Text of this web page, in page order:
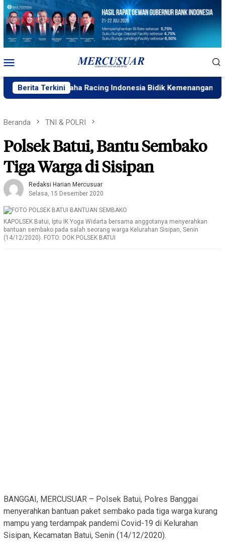
Loncat
konten
Mobile
Berita Terkini
Yamaha Racing Indonesia Bidik Kemenangan Seri 4
Beranda TNI & POLRI
Polsek Batui, Bantu Sembako
Tiga Warga di Sisipan
Redaksi Harian Mercusuar
Selasa, 15 Desember 2020
KAPOLSEK Batui, Iptu IK Yoga Widarta bersama anggotanya menyerahkan
bantuan sembako pada salah seorang warga Kelurahan Sisipan, Senin
(14/12/2020). FOTO: DOK POLSEK BATUI
BANGGAI, MERCUSUAR – Polsek Batui, Polres Banggai
menyerahkan bantuan paket sembako pada tiga warga kurang
mampu yang terdampak pandemi Covid-19 di Kelurahan
Sisipan, Kecamatan Batui, Senin (14/12/2020).